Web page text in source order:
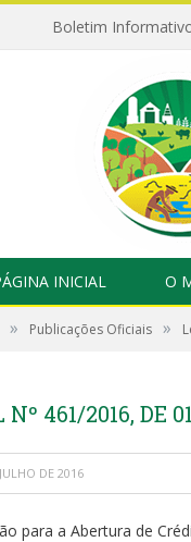
Boletim
INICIAL O
» Publicações Oficiais »
461/2016, DE
DE 2016
para a Abertura de